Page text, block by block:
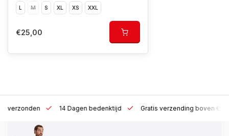
L
M S XL XS XXL
€25,00
h verzonden 14 Dagen bedenktijd Gratis verzending boven